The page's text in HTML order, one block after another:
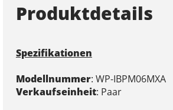
Produktdetails
Spezifikationen
Modellnummer: WP-IBPM06MXA
Verkaufseinheit: Paar